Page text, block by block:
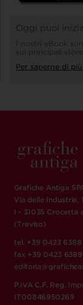
Oggi puoi
I nostri eBook
sui principali
Per saperne di più...
Grafiche Antiga
Via delle Industrie, 1
I - 31035 Crocetta
(Treviso)
tel. +39 0423 6388
fax +39 0423
P.IVA C.F. Reg.
IT00846950269